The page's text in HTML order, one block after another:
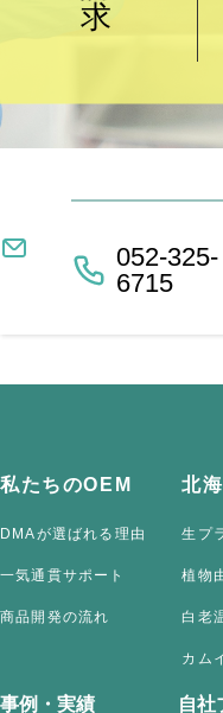
求
052-325-
6715
私たちのOEM
DMAが選ばれる理由
一気通貫サポート
商品開発の流れ
北
生プ
植物
白老
カム
事例・実績 自社